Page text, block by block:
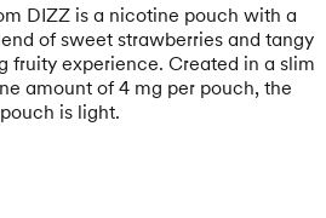
DIZZ is a nicotine pouch with a
of sweet strawberries and tangy
fruity experience. Created in a slim
amount of 4 mg per pouch, the
is light.